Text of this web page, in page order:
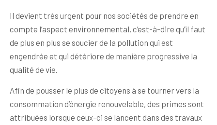
Il devient très urgent pour nos sociétés de prendre en
compte l’aspect environnemental, c’est-à-dire qu’il faut
de plus en plus se soucier de la pollution qui est
engendrée et qui détériore de manière progressive la
qualité de vie.
Afin de pousser le plus de citoyens à se tourner vers la
consommation d’énergie renouvelable, des primes sont
attribuées lorsque ceux-ci se lancent dans des travaux